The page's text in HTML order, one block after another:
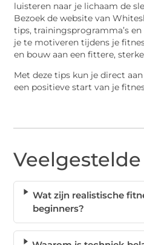
luisteren naar je lichaam de
Bezoek de website van
tips, trainingsprogramma’s
je te motiveren tijdens je
en bouw aan een fittere,
Met deze tips kun je direct
een positieve start van je
Wat zijn realistische
beginners?